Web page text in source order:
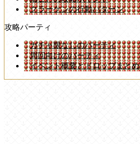
クラーケンの行動パターン
攻略パーティ
ガチャ限なしのパーティ
周回向けのパーティ
イベント概要とドロップまとめ